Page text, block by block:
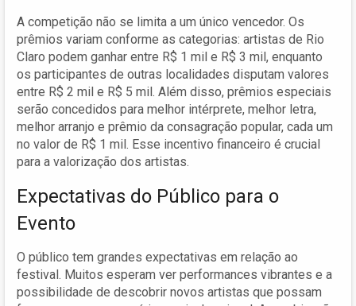
A competição não se limita a um único vencedor. Os
prêmios variam conforme as categorias: artistas de Rio
Claro podem ganhar entre R$ 1 mil e R$ 3 mil, enquanto
os participantes de outras localidades disputam valores
entre R$ 2 mil e R$ 5 mil. Além disso, prêmios especiais
serão concedidos para melhor intérprete, melhor letra,
melhor arranjo e prêmio da consagração popular, cada um
no valor de R$ 1 mil. Esse incentivo financeiro é crucial
para a valorização dos artistas.
Expectativas do Público para o
Evento
O público tem grandes expectativas em relação ao
festival. Muitos esperam ver performances vibrantes e a
possibilidade de descobrir novos artistas que possam